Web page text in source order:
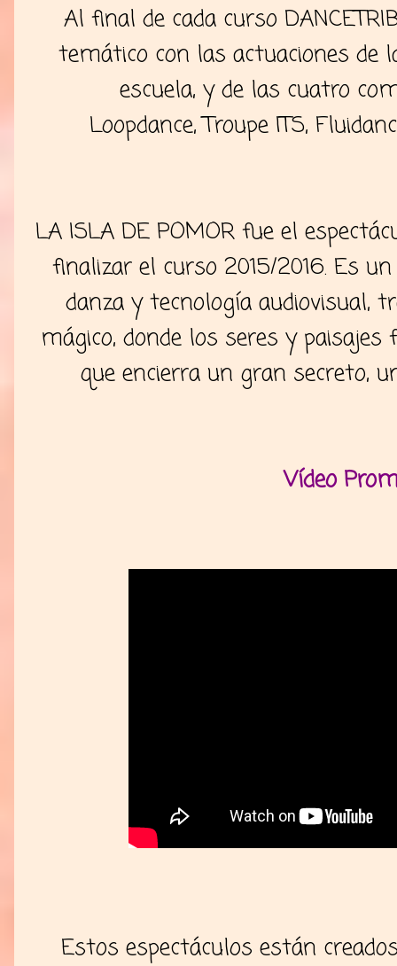
Al final de cada curso
temático con las actuaciones de
escuela, y de las cuatro
Loopdance, Troupe ITS,
LA ISLA DE POMOR fue el
finalizar el curso 2015/2016. Es
danza y tecnología audiovisual,
mágico, donde los seres y
que encierra un gran secreto,
Vídeo
Estos espectáculos están